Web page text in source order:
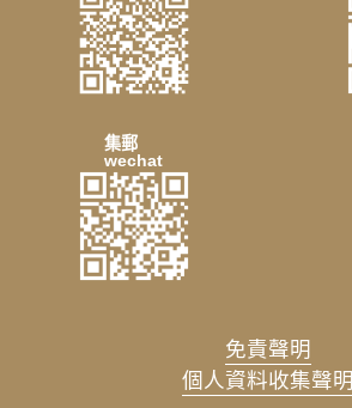
免責聲明
個人資料收集聲明
集郵
wechat